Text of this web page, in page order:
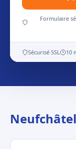
Formulaire
Sécurisé SSL 10